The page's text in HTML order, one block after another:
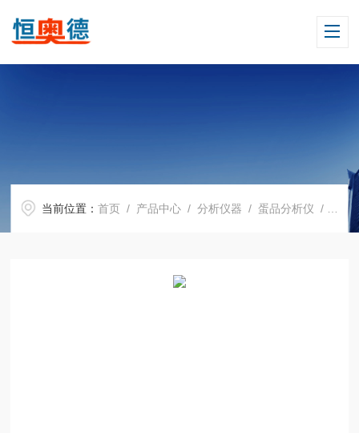
当前位置：首页 / 产品中心 /分析仪器 /蛋品分析仪 / H17934恒奥德仪器鸡蛋鲜度仪 蛋品分析仪 度计